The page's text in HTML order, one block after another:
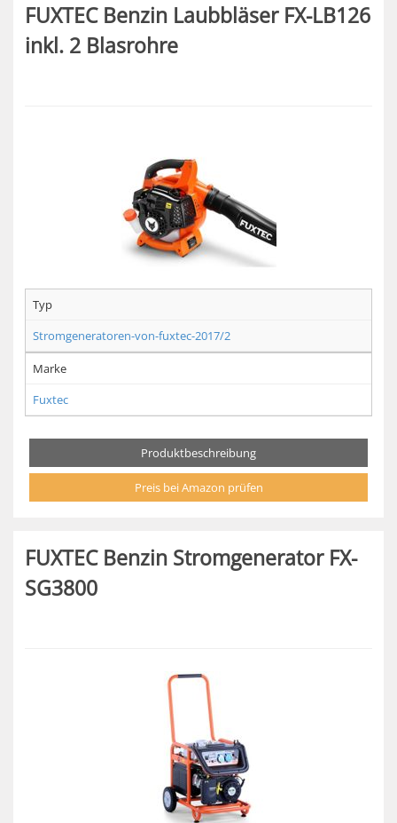
FUXTEC Benzin Laubbläser FX-LB126
inkl. 2 Blasrohre
Typ
Stromgeneratoren-von-fuxtec-2017/2
Marke
Fuxtec
Produktbeschreibung
Preis bei Amazon prüfen
FUXTEC Benzin Stromgenerator FX-
SG3800